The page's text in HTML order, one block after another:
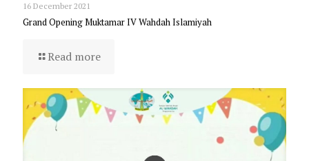
16 December 2021
Grand Opening Muktamar IV Wahdah Islamiyah
Read more